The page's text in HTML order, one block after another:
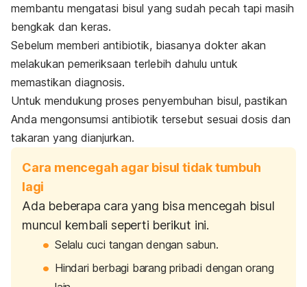
membantu mengatasi bisul yang sudah pecah tapi masih
bengkak dan keras.
Sebelum memberi antibiotik, biasanya dokter akan
melakukan pemeriksaan terlebih dahulu untuk
memastikan diagnosis.
Untuk mendukung proses penyembuhan bisul, pastikan
Anda mengonsumsi antibiotik tersebut sesuai dosis dan
takaran yang dianjurkan.
Cara mencegah agar bisul tidak tumbuh
lagi
Ada beberapa cara yang bisa mencegah bisul
muncul kembali seperti berikut ini.
Selalu cuci tangan dengan sabun.
Hindari berbagi barang pribadi dengan orang